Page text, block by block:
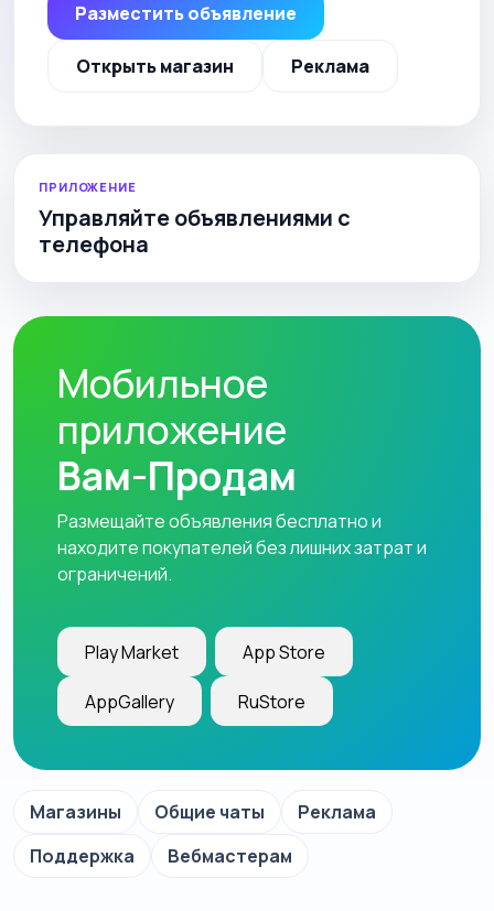
Разместить объявление
Открыть магазин Реклама
ПРИЛОЖЕНИЕ
Управляйте объявлениями с
телефона
Мобильное
приложение
Вам-Продам
Размещайте объявления бесплатно и
находите покупателей без лишних затрат и
ограничений.
Play Market App Store
AppGallery RuStore
Магазины Общие чаты
Реклама
Поддержка
Вебмастерам